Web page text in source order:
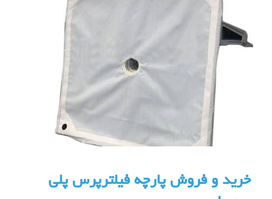
خرید و فروش پارچه فیلترپرس پلی